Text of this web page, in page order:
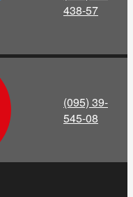
438-57
(095) 39-
545-08